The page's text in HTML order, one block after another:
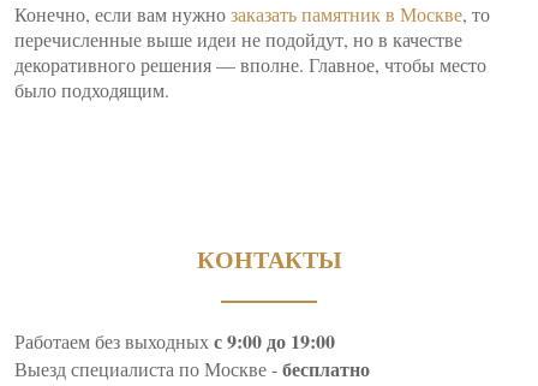
Конечно, если вам нужнозаказать памятник в Москве, то
перечисленные выше идеи не подойдут, но в качестве
декоративного решения — вполне. Главное, чтобы место
было подходящим.
КОНТАКТЫ
Работаем без выходныхс 9:00 до 19:00
Выезд специалиста по Москве -бесплатно